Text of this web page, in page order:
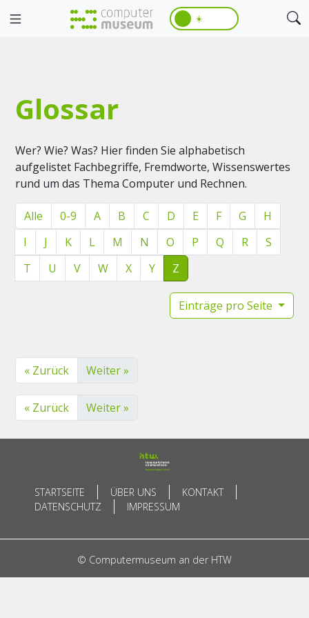
☀️
Glossar
Wer? Wie? Was? Hier finden Sie alphabetisch
aufgelistet Fachbegriffe, Fremdworte, Wissenswertes
rund um das Thema Computer und Rechnen.
Alle 0-9 A B C D E F G
H
I
J K L M N O P Q R
S
T
U V W X Y Z
Einträge pro Seite
« Zurück Weiter »
« Zurück Weiter »
STARTSEITE ÜBER UNS
KONTAKT
DATENSCHUTZ
IMPRESSUM
© Computermuseum an der HTW